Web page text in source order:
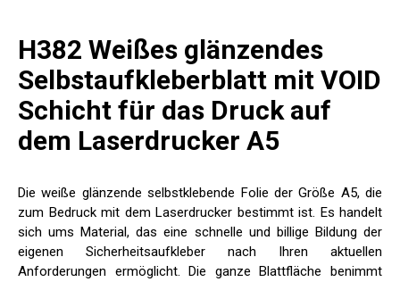
H382 Weißes glänzendes
Selbstaufkleberblatt mit VOID
Schicht für das Druck auf
dem Laserdrucker A5
Die weiße glänzende selbstklebende Folie der Größe A5, die
zum Bedruck mit dem Laserdrucker bestimmt ist. Es handelt
sich ums Material, das eine schnelle und billige Bildung der
eigenen Sicherheitsaufkleber nach Ihren aktuellen
Anforderungen ermöglicht. Die ganze Blattfläche benimmt